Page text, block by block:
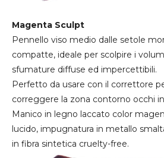
Magenta Sculpt
Pennello viso medio dalle setole
compatte, ideale per scolpire i
sfumature diffuse ed impercettibili.
Perfetto da usare con il correttore
correggere la zona contorno occhi
Manico in legno laccato color
lucido, impugnatura in metallo
in fibra sintetica cruelty-free.